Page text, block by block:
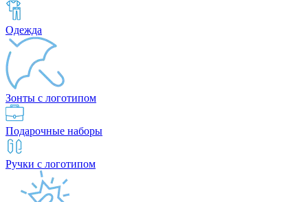
Одежда
Зонты с логотипом
Подарочные наборы
Ручки с логотипом